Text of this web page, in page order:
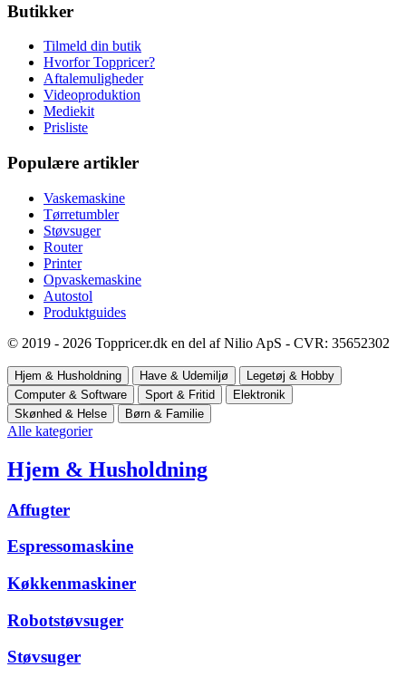
Butikker
Tilmeld din butik
Hvorfor Toppricer?
Aftalemuligheder
Videoproduktion
Mediekit
Prisliste
Populære artikler
Vaskemaskine
Tørretumbler
Støvsuger
Router
Printer
Opvaskemaskine
Autostol
Produktguides
© 2019 - 2026 Toppricer.dk en del af Nilio ApS - CVR: 35652302
Hjem & Husholdning Have & Udemiljø
Legetøj & Hobby
Computer & Software
Sport & Fritid
Elektronik
Skønhed & Helse
Børn & Familie
Alle kategorier
Hjem & Husholdning
Affugter
Espressomaskine
Køkkenmaskiner
Robotstøvsuger
Støvsuger